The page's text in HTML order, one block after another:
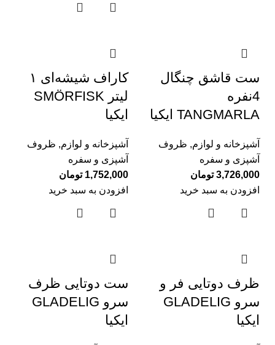
ست قاشق چنگال
4نفره
TANGMARLA ایکیا
آشپزخانه و لوازم, ظروف
آشپزی و سفره
3,726,000 تومان
افزودن به سبد خرید
کاراف شیشه‌ای ۱
لیتر SMÖRFISK
ایکیا
آشپزخانه و لوازم, ظروف
آشپزی و سفره
1,752,000 تومان
افزودن به سبد خرید
ظرف دوتایی فر و
سرو GLADELIG
ایکیا
ست دوتایی ظرف
سرو GLADELIG
ایکیا